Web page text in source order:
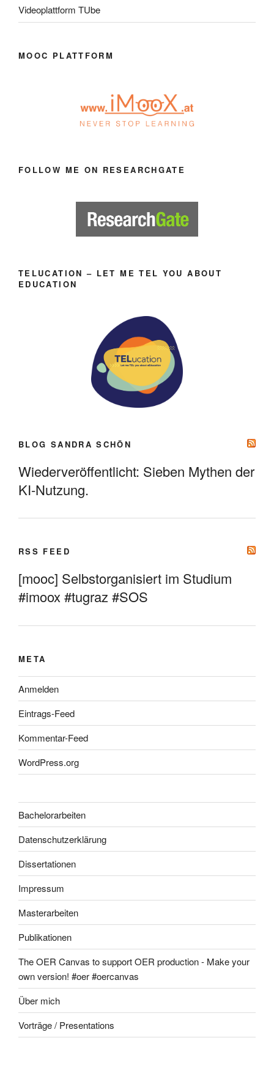
Videoplattform TUbe
MOOC PLATTFORM
FOLLOW ME ON RESEARCHGATE
TELUCATION – LET ME TEL YOU ABOUT
EDUCATION
BLOG SANDRA SCHÖN
Wiederveröffentlicht: Sieben Mythen der
KI-Nutzung.
RSS FEED
[mooc] Selbstorganisiert im Studium
#imoox #tugraz #SOS
META
Anmelden
Eintrags-Feed
Kommentar-Feed
WordPress.org
Bachelorarbeiten
Datenschutzerklärung
Dissertationen
Impressum
Masterarbeiten
Publikationen
The OER Canvas to support OER production - Make your
own version! #oer #oercanvas
Über mich
Vorträge / Presentations